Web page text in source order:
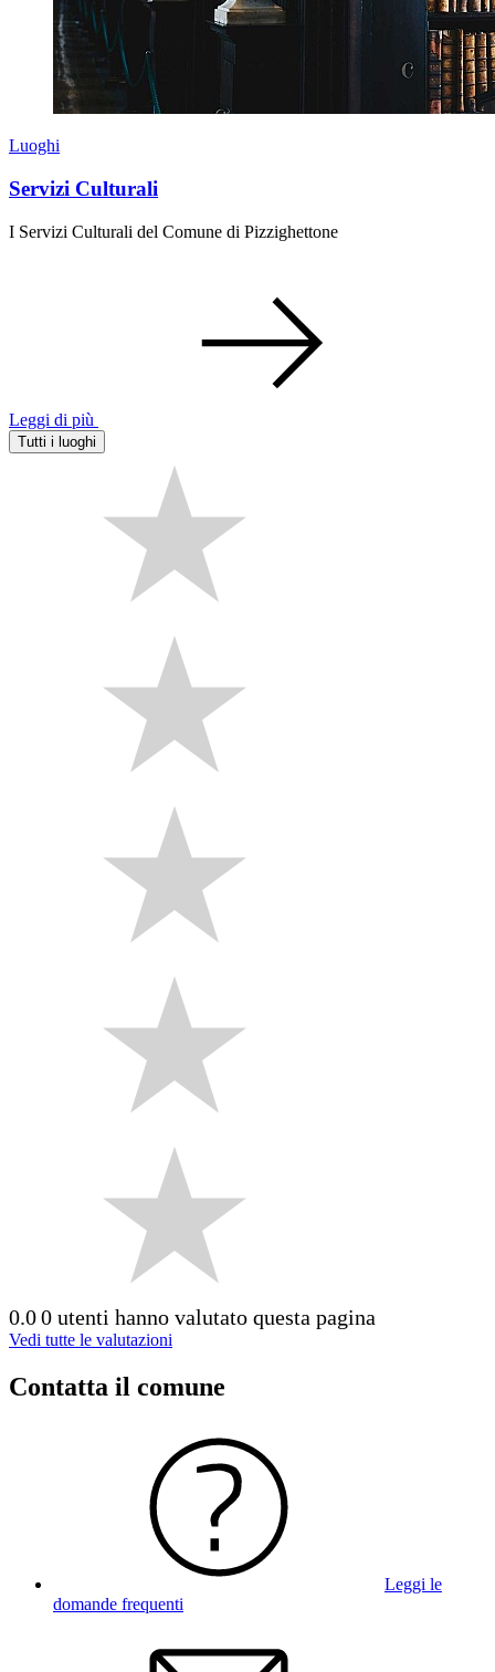
Luoghi
Servizi Culturali
I Servizi Culturali del Comune di Pizzighettone
Leggi di più
Tutti i luoghi
0.00 utenti hanno valutato questa pagina
Vedi tutte le valutazioni
Contatta il comune
Leggi le
domande frequenti